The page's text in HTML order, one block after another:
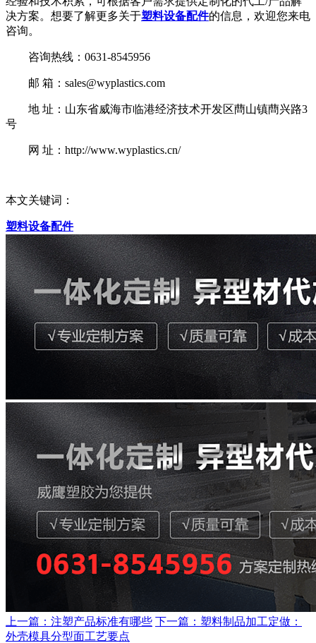
决方案。想要了解更多关于塑料设备配件的信息，欢迎您来电
咨询。
咨询热线：0631-8545956
邮 箱：sales@wyplastics.com
地 址：山东省威海市临港经济技术开发区蔄山镇蔄兴路3
号
网 址：http://www.wyplastics.cn/
本文关键词：
塑料设备配件
上一篇：注塑产品标准有哪些 下一篇：塑料制品加工定做：
外壳模具分型面工艺要点